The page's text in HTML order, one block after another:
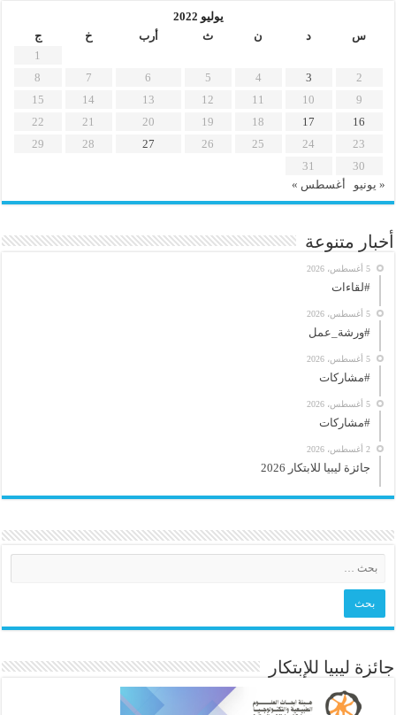
يوليو 2022
س
د ن ث أرب خ
ج
1
2
3
4
5
6
7
8
9
10
11
12
13
14
15
16
17
18
19
20
21
22
23
24
25
26
27
28
29
30
31
« يونيو
أغسطس »
أخبار متنوعة
5 أغسطس، 2026
#لقاءات
5 أغسطس، 2026
#ورشة_عمل
5 أغسطس، 2026
#مشاركات
5 أغسطس، 2026
#مشاركات
2 أغسطس، 2026
جائزة ليبيا للابتكار 2026
جائزة ليبيا للإبتكار